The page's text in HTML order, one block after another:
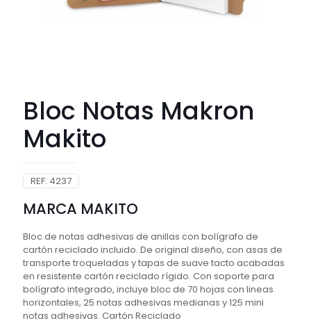
Bloc Notas Makron
Makito
REF: 4237
MARCA MAKITO
Bloc de notas adhesivas de anillas con bolígrafo de
cartón reciclado incluido. De original diseño, con asas de
transporte troqueladas y tapas de suave tacto acabadas
en resistente cartón reciclado rígido. Con soporte para
bolígrafo integrado, incluye bloc de 70 hojas con lineas
horizontales, 25 notas adhesivas medianas y 125 mini
notas adhesivas. Cartón Reciclado